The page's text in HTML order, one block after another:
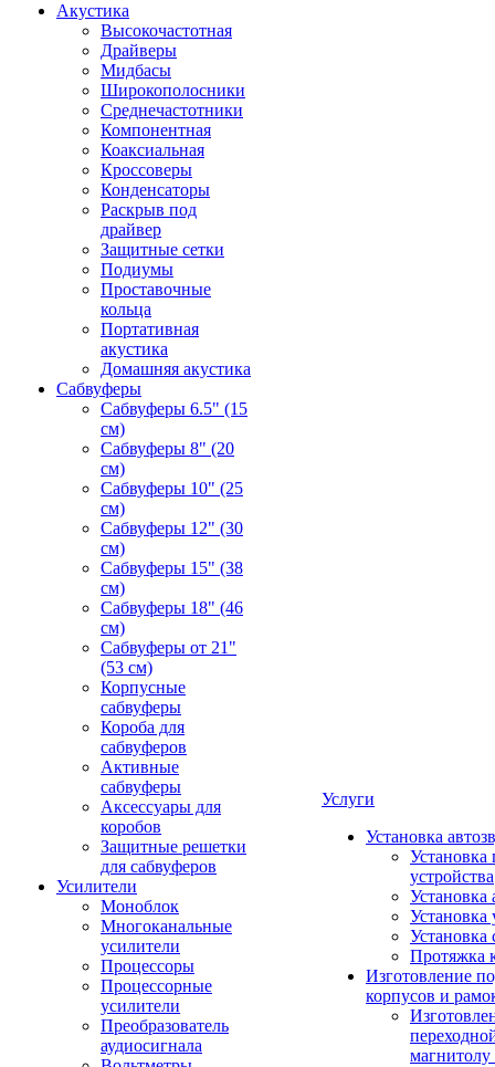
Акустика
Высокочастотная
Драйверы
Мидбасы
Широкополосники
Среднечастотники
Компонентная
Коаксиальная
Кроссоверы
Конденсаторы
Раскрыв под
драйвер
Защитные сетки
Подиумы
Проставочные
кольца
Портативная
акустика
Домашняя акустика
Сабвуферы
Сабвуферы 6.5" (15
см)
Сабвуферы 8" (20
см)
Сабвуферы 10" (25
см)
Сабвуферы 12" (30
см)
Сабвуферы 15" (38
см)
Сабвуферы 18" (46
см)
Сабвуферы от 21"
(53 см)
Корпусные
сабвуферы
Короба для
сабвуферов
Активные
сабвуферы
Аксессуары для
коробов
Защитные решетки
для сабвуферов
Усилители
Моноблок
Многоканальные
усилители
Процессоры
Процессорные
усилители
Преобразователь
аудиосигнала
Услуги
Установка
Установка
устройства
Установка
Установка
Установка
Протяжка
Изготовление
корпусов и